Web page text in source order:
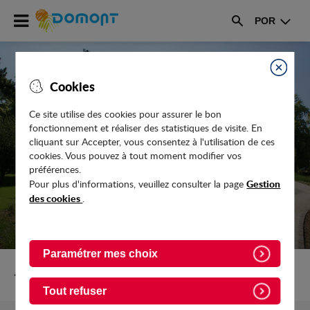
Cookies
Fermer
Ce site utilise des cookies pour assurer le bon
fonctionnement et réaliser des statistiques de visite. En
cliquant sur Accepter, vous consentez à l'utilisation de ces
cookies. Vous pouvez à tout moment modifier vos
préférences.
Pour plus d'informations, veuillez consulter la pageGestion
des cookies .
Paramétrer mes choix
Tout refuser
Accéder
au
menu
Accéder
contenu
Rechercher
POR
LA NOUVELLE RÉSIDENCE POUR
SENIORS OUVRIRA AU 2E TRIMESTRE
2024
Retour vers Actualites